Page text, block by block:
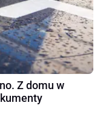
Z domu w